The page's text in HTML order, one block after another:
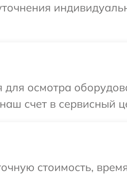
осмотра
счет в сервисный
стоимость,